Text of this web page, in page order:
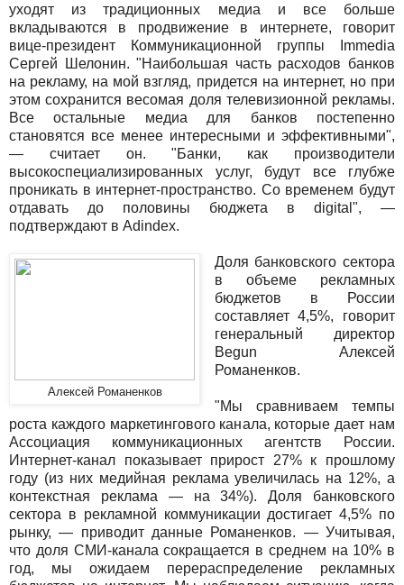
уходят из традиционных медиа и все больше
вкладываются в продвижение в интернете, говорит
вице-президент Коммуникационной группы Immedia
Сергей Шелонин. "Наибольшая часть расходов банков
на рекламу, на мой взгляд, придется на интернет, но при
этом сохранится весомая доля телевизионной рекламы.
Все остальные медиа для банков постепенно
становятся все менее интересными и эффективными",
— считает он. "Банки, как производители
высокоспециализированных услуг, будут все глубже
проникать в интернет-пространство. Со временем будут
отдавать до половины бюджета в digital", —
подтверждают в Adindex.
Алексей Романенков
Доля банковского сектора
в объеме рекламных
бюджетов в России
составляет 4,5%, говорит
генеральный директор
Begun Алексей
Романенков.
"Мы сравниваем темпы
роста каждого маркетингового канала, которые дает нам
Ассоциация коммуникационных агентств России.
Интернет-канал показывает прирост 27% к прошлому
году (из них медийная реклама увеличилась на 12%, а
контекстная реклама — на 34%). Доля банковского
сектора в рекламной коммуникации достигает 4,5% по
рынку, — приводит данные Романенков. — Учитывая,
что доля СМИ-канала сокращается в среднем на 10% в
год, мы ожидаем перераспределение рекламных